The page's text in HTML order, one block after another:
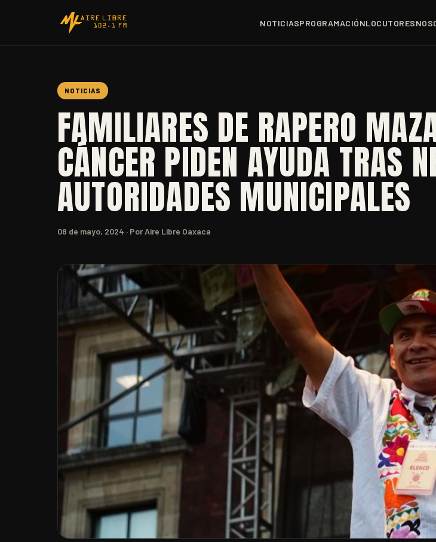
NOTICIASPROGRAMACIÓNLOCUTORES
NOTICIAS
FAMILIARES DE RAPERO
CÁNCER PIDEN AYUDA TRAS
AUTORIDADES MUNICIPALES
08 de mayo, 2024 · Por Aire Libre Oaxaca